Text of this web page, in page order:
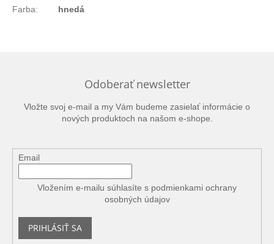
Farba: hnedá
Odoberať newsletter
Vložte svoj e-mail a my Vám budeme zasielať informácie o
nových produktoch na našom e-shope.
Email
Vložením e-mailu súhlasíte s podmienkami ochrany
osobných údajov
PRIHLÁSIŤ SA